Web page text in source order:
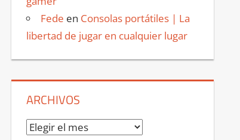
Fede en Consolas portátiles | La
libertad de jugar en cualquier lugar
ARCHIVOS
Archivos